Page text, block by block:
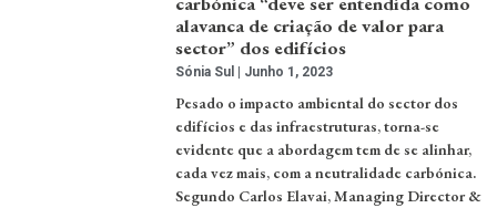
alavanca de criação de valor para
sector” dos edifícios
Sónia Sul Junho 1, 2023
Pesado o impacto ambiental do sector dos
edifícios e das infraestruturas, torna-se
evidente que a abordagem tem de se alinhar,
cada vez mais, com a neutralidade carbónica.
Segundo Carlos Elavai, Managing Director &